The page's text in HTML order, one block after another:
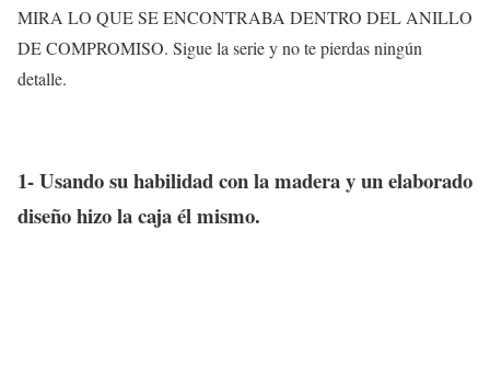
MIRA LO QUE SE ENCONTRABA DENTRO DEL ANILLO
DE COMPROMISO. Sigue la serie y no te pierdas ningún
detalle.
1- Usando su habilidad con la madera y un elaborado
diseño hizo la caja él mismo.